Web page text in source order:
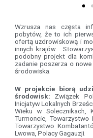
Wzrusza nas częsta
pobytów, że to ich
ofertą uzdrowiskową i
innych krajów.
podobny projekt dla
zadanie poszerza o
środowiska.
W projekcie biorą
środowisk: Związek
Inicjatyw Lokalnych
Wieku w Solecznikach,
Turmoncie,
Towarzystwo
Lwowa, Polacy Gagauzji.